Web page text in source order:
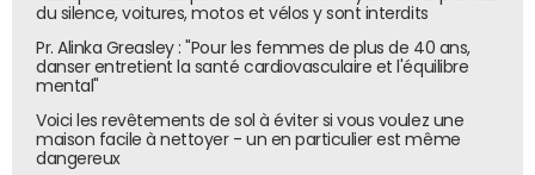
labels Qualétiq', Imprim'vert et FSC, comme l'acquisition
polymère de l'eau et ainsi préserver les nappes
phréatiques.
Feelbatremporte pour sa part le prix de "la start-up IoT
de l'année". Ses capteurs de détection de fissures et
du silence, voitures, motos et vélos y sont interdits
Pr. Alinka Greasley : "Pour les femmes de plus de 40 ans,
danser entretient la santé cardiovasculaire et l'équilibre
mental"
Voici les revêtements de sol à éviter si vous voulez une
maison facile à nettoyer - un en particulier est même
dangereux